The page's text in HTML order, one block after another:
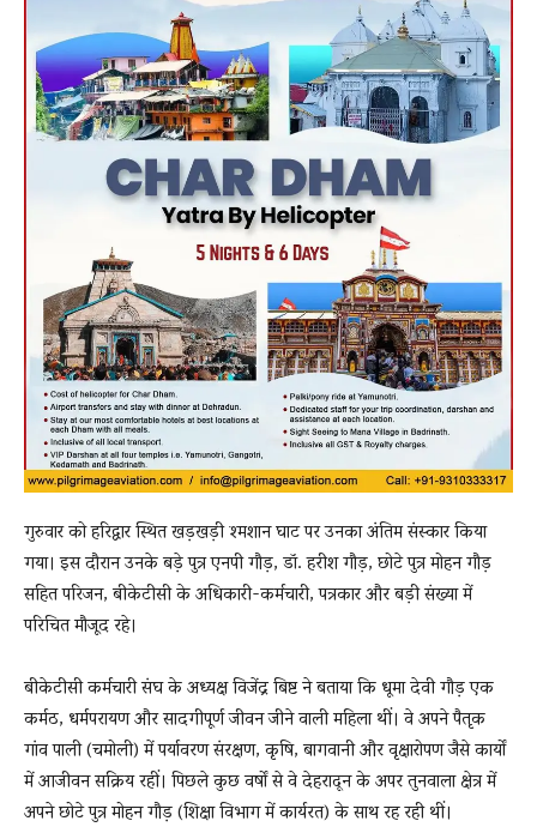
गुरुवार को हरिद्वार स्थित खड़खड़ी श्मशान घाट पर उनका अंतिम संस्कार किया
गया। इस दौरान उनके बड़े पुत्र एनपी गौड़, डॉ. हरीश गौड़, छोटे पुत्र मोहन गौड़
सहित परिजन, बीकेटीसी के अधिकारी-कर्मचारी, पत्रकार और बड़ी संख्या में
परिचित मौजूद रहे।
बीकेटीसी कर्मचारी संघ के अध्यक्ष विजेंद्र बिष्ट ने बताया कि धूमा देवी गौड़ एक
कर्मठ, धर्मपरायण और सादगीपूर्ण जीवन जीने वाली महिला थीं। वे अपने पैतृक
गांव पाली (चमोली) में पर्यावरण संरक्षण, कृषि, बागवानी और वृक्षारोपण जैसे कार्यों
में आजीवन सक्रिय रहीं। पिछले कुछ वर्षों से वे देहरादून के अपर तुनवाला क्षेत्र में
अपने छोटे पुत्र मोहन गौड़ (शिक्षा विभाग में कार्यरत) के साथ रह रही थीं।